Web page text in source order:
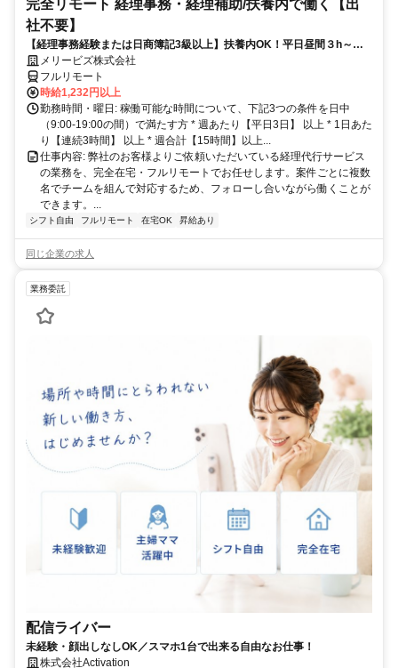
完全リモート 経理事務・経理補助/扶養内で働く【出
社不要】
【経理事務経験または日商簿記3級以上】扶養内OK！平日昼間３h～。
完全在宅で育児・介護中の方も大歓迎♪
メリービズ株式会社
フルリモート
時給1,232円以上
勤務時間・曜日: 稼働可能な時間について、下記3つの条件を日中
（9:00-19:00の間）で満たす方 * 週あたり【平日3日】 以上 * 1日あた
り【連続3時間】 以上 * 週合計【15時間】以上...
仕事内容: 弊社のお客様よりご依頼いただいている経理代行サービス
の業務を、完全在宅・フルリモートでお任せします。案件ごとに複数
名でチームを組んで対応するため、フォローし合いながら働くことが
できます。...
シフト自由 フルリモート 在宅OK 昇給あり
同じ企業の求人
業務委託
配信ライバー
未経験・顔出しなしOK／スマホ1台で出来る自由なお仕事！
株式会社Activation